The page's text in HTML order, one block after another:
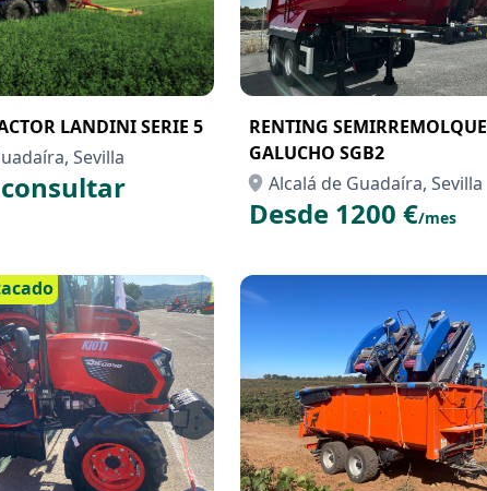
LANDINI SERIE 5
Sevilla
RENTING SEMIRREMOLQUE
GALUCHO SGB2
Alcalá de Guadaíra, Sevilla
Desde 1200 €/mes